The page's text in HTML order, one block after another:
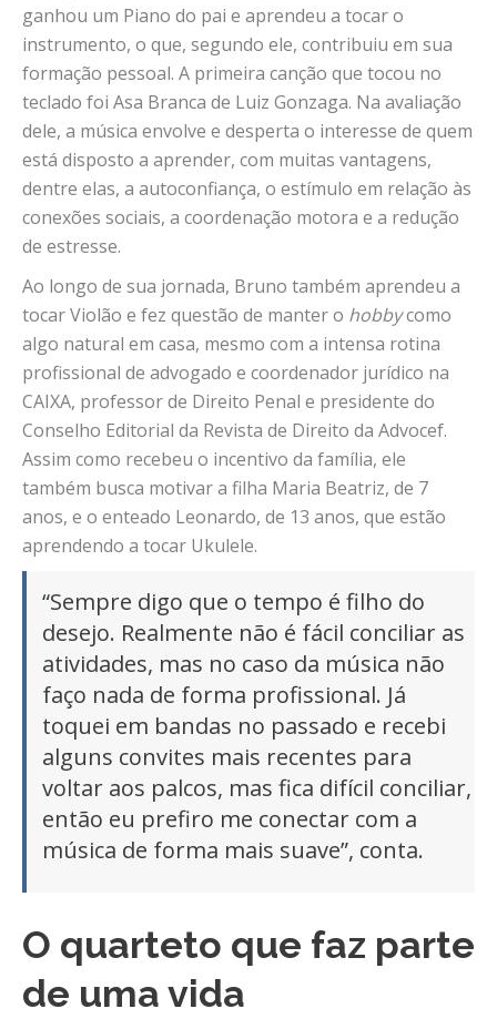
ganhou um Piano do pai e aprendeu a tocar o
instrumento, o que, segundo ele, contribuiu em sua
formação pessoal. A primeira canção que tocou no
teclado foi Asa Branca de Luiz Gonzaga. Na avaliação
dele, a música envolve e desperta o interesse de quem
está disposto a aprender, com muitas vantagens,
dentre elas, a autoconfiança, o estímulo em relação às
conexões sociais, a coordenação motora e a redução
de estresse.
Ao longo de sua jornada, Bruno também aprendeu a
tocar Violão e fez questão de manter o hobbycomo
algo natural em casa, mesmo com a intensa rotina
profissional de advogado e coordenador jurídico na
CAIXA, professor de Direito Penal e presidente do
Conselho Editorial da Revista de Direito da Advocef.
Assim como recebeu o incentivo da família, ele
também busca motivar a filha Maria Beatriz, de 7
anos, e o enteado Leonardo, de 13 anos, que estão
aprendendo a tocar Ukulele.
“Sempre digo que o tempo é filho do
desejo. Realmente não é fácil conciliar as
atividades, mas no caso da música não
faço nada de forma profissional. Já
toquei em bandas no passado e recebi
alguns convites mais recentes para
voltar aos palcos, mas fica difícil conciliar,
então eu prefiro me conectar com a
música de forma mais suave”, conta.
O quarteto que faz parte
de uma vida